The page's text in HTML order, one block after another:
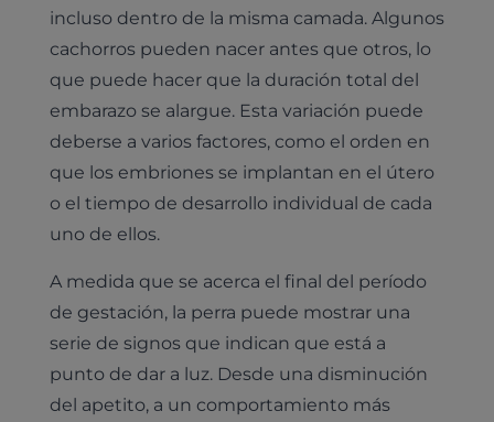
incluso dentro de la misma camada. Algunos
cachorros pueden nacer antes que otros, lo
que puede hacer que la duración total del
embarazo se alargue. Esta variación puede
deberse a varios factores, como el orden en
que los embriones se implantan en el útero
o el tiempo de desarrollo individual de cada
uno de ellos.
A medida que se acerca el final del período
de gestación, la perra puede mostrar una
serie de signos que indican que está a
punto de dar a luz. Desde una disminución
del apetito, a un comportamiento más